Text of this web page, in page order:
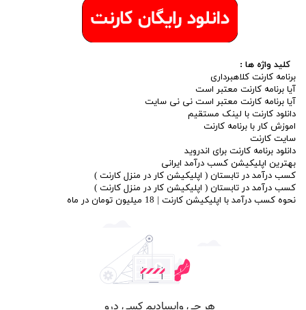
کلید واژه ها :
برنامه کارنت کلاهبرداری
آیا برنامه کارنت معتبر است
آیا برنامه کارنت معتبر است نی نی سایت
دانلود کارنت با لینک مستقیم
اموزش کار با برنامه کارنت
سایت کارنت
دانلود برنامه کارنت برای اندروید
بهترین اپلیکیشن کسب درآمد ایرانی
کسب درآمد در تابستان ( اپلیکیشن کار در منزل کارنت )
کسب درآمد در تابستان ( اپلیکیشن کار در منزل کارنت )
نحوه کسب درآمد با اپلیکیشن کارنت | 18 میلیون تومان در ماه